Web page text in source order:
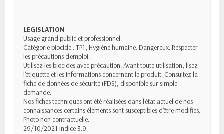
LEGISLATION
Usage grand public et professionnel.
Catégorie biocide : TP1, Hygiène humaine. Dangereux. Respecter
les précautions d'emploi.
Utilisez les biocides avec précaution. Avant toute utilisation, lisez
l'étiquette et les informations concernant le produit. Consultez la
fiche de données de sécurité (FDS), disponible sur simple
demande.
Nos fiches techniques ont été réalisées dans l'état actuel de nos
connaissances certains éléments sont susceptibles d'être modifiés.
Photo non contractuelle.
29/10/2021 Indice 3.9